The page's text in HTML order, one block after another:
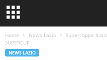
Home News Lazio
Supercoppa
SUPERCUP
NEWS LAZIO